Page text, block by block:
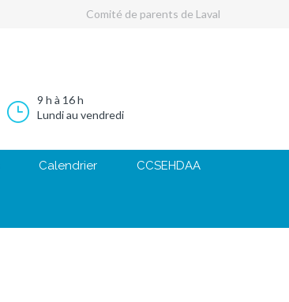
Comité de parents de Laval
9 h à 16 h
Lundi au vendredi
Calendrier CCSEHDAA